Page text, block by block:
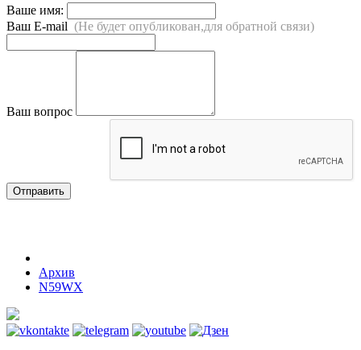
Ваше имя:
Ваш E-mail (Не будет опубликован,для обратной связи)
Ваш вопрос
Отправить
Архив
N59WX